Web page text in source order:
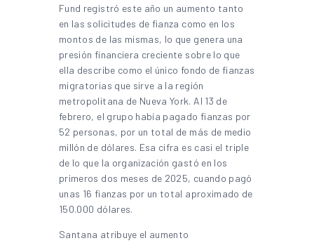
Fund registró este año un aumento tanto
en las solicitudes de fianza como en los
montos de las mismas, lo que genera una
presión financiera creciente sobre lo que
ella describe como el único fondo de fianzas
migratorias que sirve a la región
metropolitana de Nueva York. Al 13 de
febrero, el grupo había pagado fianzas por
52 personas, por un total de más de medio
millón de dólares. Esa cifra es casi el triple
de lo que la organización gastó en los
primeros dos meses de 2025, cuando pagó
unas 16 fianzas por un total aproximado de
150.000 dólares.
Santana atribuye el aumento